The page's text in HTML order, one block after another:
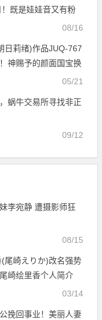
既是娃娃音又有粉
重返战场！【EV扑
08/16
日莉绪)作品JUQ-767
神赐予的颜面国宝换
05/21
蜗牛交易所寻找非正
09/12
李宛静 遭摄影师狂
08/15
(尾崎えりか)改名强势
崎绘里香个人简介
03/14
挽回事业！美丽人妻